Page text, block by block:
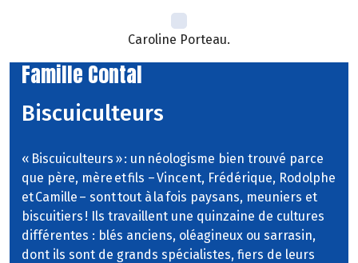
Caroline Porteau.
Famille Contal
Biscuiculteurs
« Biscuiculteurs » : un néologisme bien trouvé parce
que père, mère et fils – Vincent, Frédérique, Rodolphe
et Camille – sont tout à la fois paysans, meuniers et
biscuitiers ! Ils travaillent une quinzaine de cultures
différentes : blés anciens, oléagineux ou sarrasin,
dont ils sont de grands spécialistes, fiers de leurs